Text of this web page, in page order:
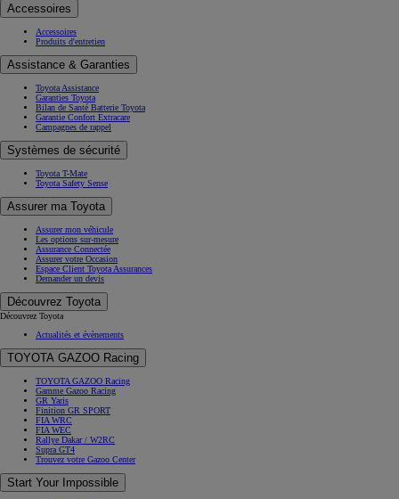
Accessoires
Accessoires
Produits d'entretien
Assistance & Garanties
Toyota Assistance
Garanties Toyota
Bilan de Santé Batterie Toyota
Garantie Confort Extracare
Campagnes de rappel
Systèmes de sécurité
Toyota T-Mate
Toyota Safety Sense
Assurer ma Toyota
Assurer mon véhicule
Les options sur-mesure
Assurance Connectée
Assurer votre Occasion
Espace Client Toyota Assurances
Demander un devis
Découvrez Toyota
Découvrez Toyota
Actualités et évènements
TOYOTA GAZOO Racing
TOYOTA GAZOO Racing
Gamme Gazoo Racing
GR Yaris
Finition GR SPORT
FIA WRC
FIA WEC
Rallye Dakar / W2RC
Supra GT4
Trouvez votre Gazoo Center
Start Your Impossible